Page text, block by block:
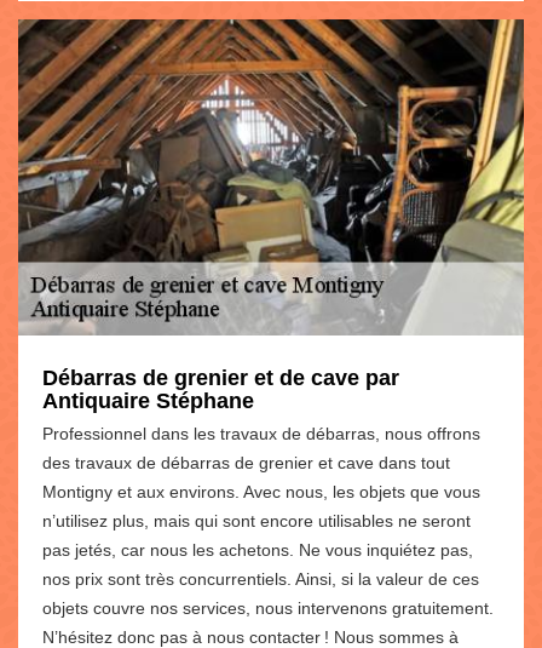
Débarras de grenier et de cave par
Antiquaire Stéphane
Professionnel dans les travaux de débarras, nous offrons
des travaux de débarras de grenier et cave dans tout
Montigny et aux environs. Avec nous, les objets que vous
n’utilisez plus, mais qui sont encore utilisables ne seront
pas jetés, car nous les achetons. Ne vous inquiétez pas,
nos prix sont très concurrentiels. Ainsi, si la valeur de ces
objets couvre nos services, nous intervenons gratuitement.
N’hésitez donc pas à nous contacter ! Nous sommes à